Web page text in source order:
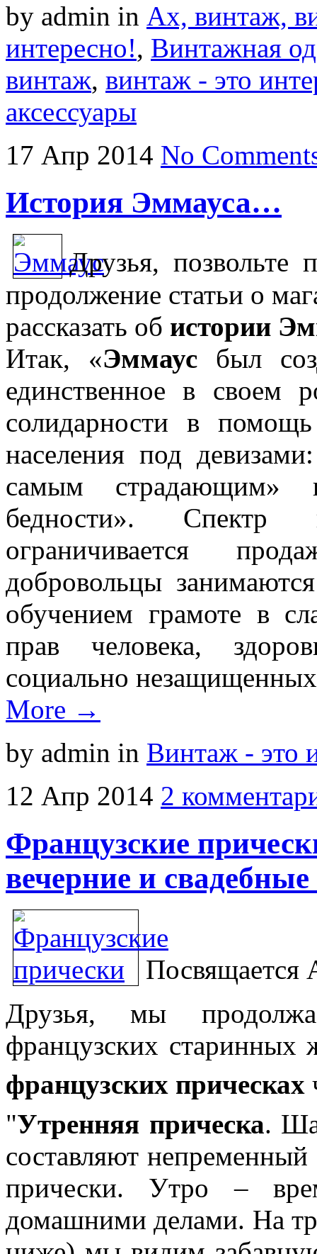
by admin in Ах, винтаж,
интересно!, Винтажная
винтаж, винтаж - это
аксессуары
17 Апр 2014 No
История Эммауса…
Друзья, позвольте
продолжение статьи о
рассказать об истории
Итак, «Эммаус был
единственное в своем
солидарности в
населения под
самым страдающим»
бедности». Спектр
ограничивается
добровольцы
обучением грамоте в
прав человека,
социально
More →
by admin in Винтаж - это
12 Апр 2014 2
Французские
вечерние и
Друзья, мы
французских старинных
французских прическах
"Утренняя прическа.
составляют
прически. Утро –
домашними делами. На